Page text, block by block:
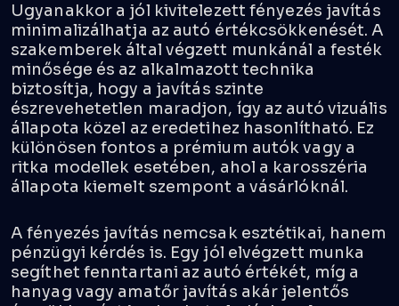
Ugyanakkor a jól kivitelezett fényezés javítás
minimalizálhatja az autó értékcsökkenését. A
szakemberek által végzett munkánál a festék
minősége és az alkalmazott technika
biztosítja, hogy a javítás szinte
észrevehetetlen maradjon, így az autó vizuális
állapota közel az eredetihez hasonlítható. Ez
különösen fontos a prémium autók vagy a
ritka modellek esetében, ahol a karosszéria
állapota kiemelt szempont a vásárlóknál.
A fényezés javítás nemcsak esztétikai, hanem
pénzügyi kérdés is. Egy jól elvégzett munka
segíthet fenntartani az autó értékét, míg a
hanyag vagy amatőr javítás akár jelentős